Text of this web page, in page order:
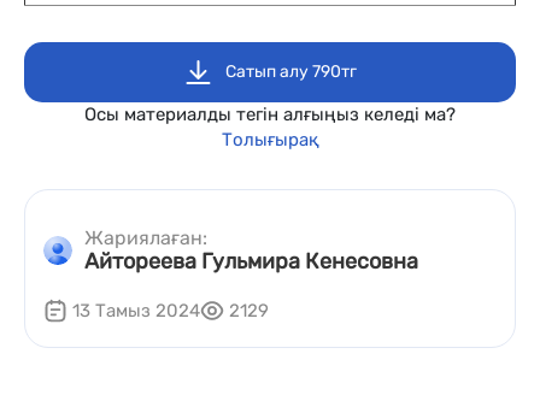
Сатып алу 790тг
Осы материалды тегін алғыңыз келеді ма?
Толығырақ
Жариялаған:
Айтореева Гульмира Кенесовна
13 Тамыз 2024 2129